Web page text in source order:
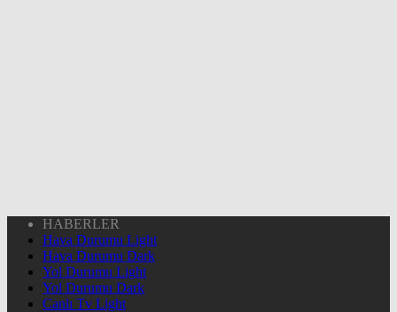
HABERLER
Hava Durumu Light
Hava Durumu Dark
Yol Durumu Light
Yol Durumu Dark
Canlı Tv Light